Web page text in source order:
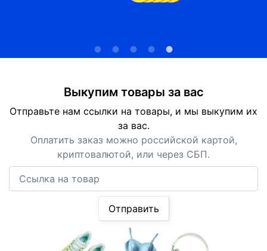
Выкупим товары за вас
Отправьте нам ссылки на товары, и мы выкупим их
за вас.
Оплатить заказ можно российской картой,
криптовалютой, или через СБП.
Отправить